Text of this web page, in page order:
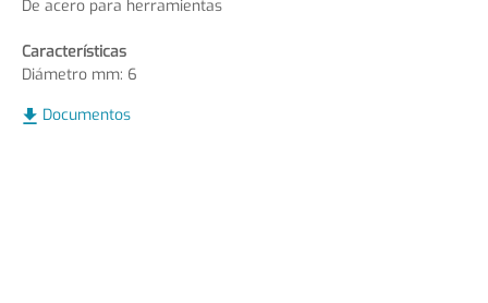
De acero para herramientas
Características
Diámetro mm: 6
Documentos